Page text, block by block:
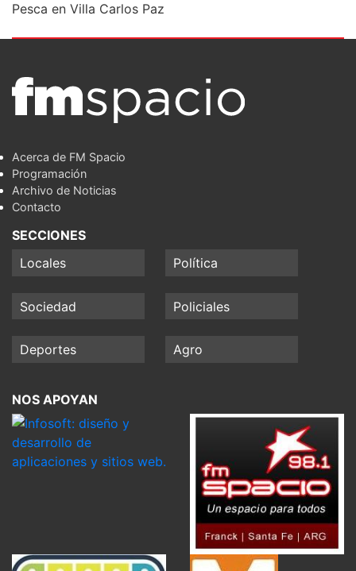
Pesca en Villa Carlos Paz
Acerca de FM Spacio
Programación
Archivo de Noticias
Contacto
SECCIONES
Locales
Política
Sociedad Policiales
Deportes Agro
NOS APOYAN